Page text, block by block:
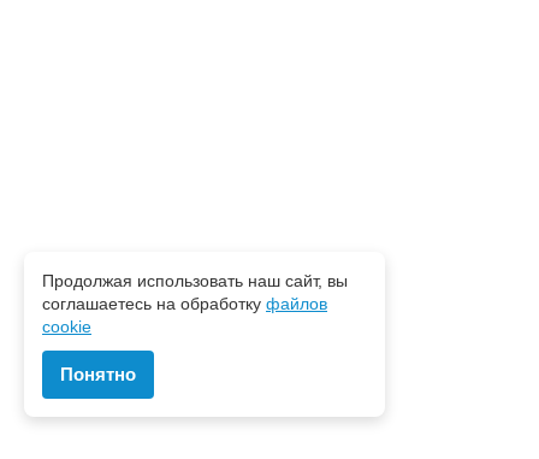
Продолжая использовать наш сайт, вы
соглашаетесь на обработку файлов
cookie
Понятно